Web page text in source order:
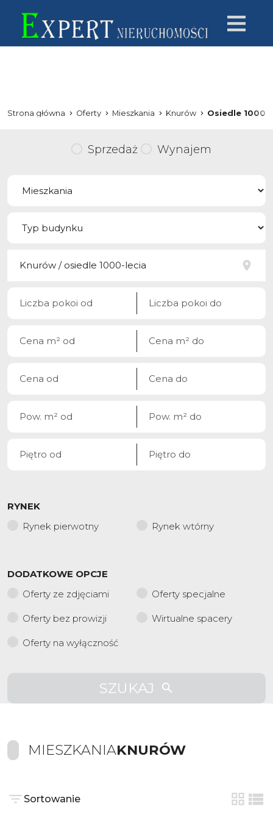
Strona główna Oferty Mieszkania Knurów Osiedle 1000-
Sprzedaż Wynajem
RYNEK
Rynek pierwotny
Rynek wtórny
DODATKOWE OPCJE
Oferty ze zdjęciami
Oferty specjalne
Oferty bez prowizji Wirtualne spacery
Oferty na wyłączność
SZUKAJ
MIESZKANIAKNURÓW
Sortowanie
tabela